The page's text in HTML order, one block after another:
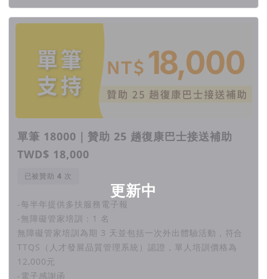
更新中
單筆 18000｜贊助 25 趟復康巴士接送補助
TWD$ 18,000
已被贊助 次
-每半年提供多扶服務電子報
-無障礙管家培訓：1 名
無障礙管家培訓為期 3 天並包括一次外出體驗活動，符合
TTQS（人才發展品質管理系統）認證，單人培訓價格為
12,000元
-電子感謝函